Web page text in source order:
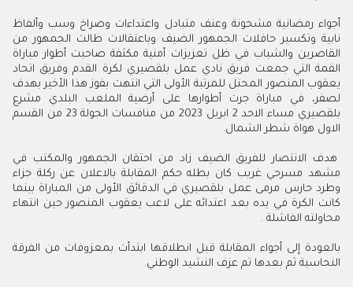
أجواء رمضانية مشحونة وعنف متبادل واعتداءات وصراخ وسب وألفاظ
نابية وتكسير حافلات الجمهور الضيف وباعتقالات طالت الجمهور من
القاصرين والشباب في ظل تعزيزات أمنية مكثفة صاحبت أطوار مباراة
القمة التي جمعت فريق نادي عمل بلقصيري لكرة القدم وفريق اتحاد
يعقوب المنصور المحتل للمرتبة الأولى التي انتهت بفوز هذا الأخير بهدف
لصفر، في مباراة جرت أطوارها على أرضية الملعب البلدي مشرع
بلقصيري مساء الاحد 2 ابريل 2023 من منافسات الجولة 23 من القسم
الاول هواة شطر الشمال.
هدف الانتصار للفريق الضيف زاد من احتقان الجمهور والمكتب في
مشهد مسرحي غريب كان بطله حكم المقابلة بالاعلان عن ركلة جزاء
وطرد حارس مرمى عمل بلقصيري في الدقائق الأولى من المباراة بينما
كانت الكرة في يده بعد اعتدائه على لاعب يعقوب المنصور حين انتهاء
محاولته الفاشلة .
بالعودة إلى أجواء المقابلة قبل انطلاقها ابتدأت بمعزوفات من الفرقة
النحاسية ثم بعدها تم عزف النشيد الوطني.